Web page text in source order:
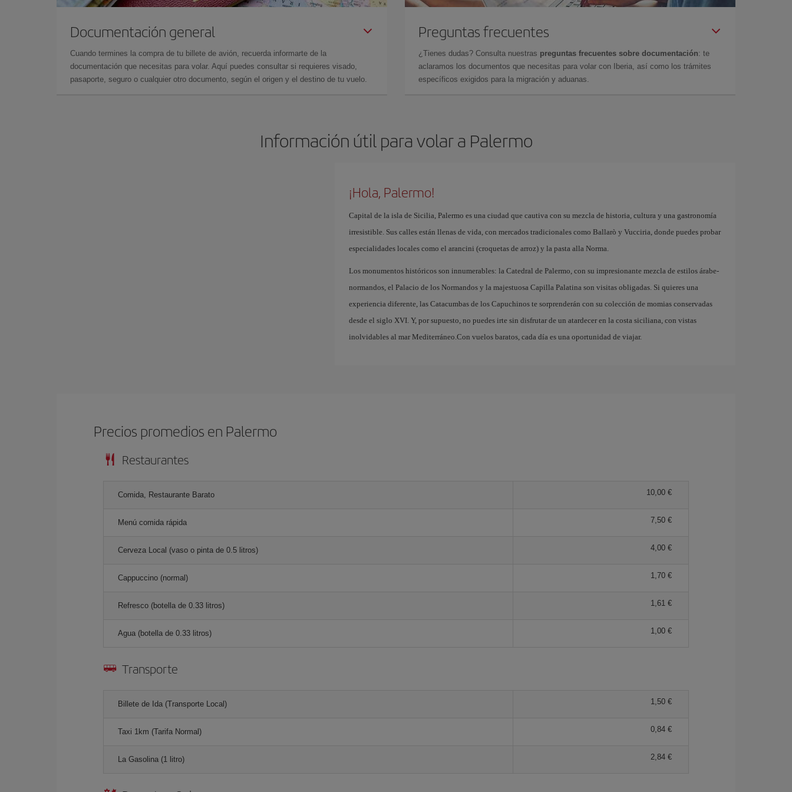
Documentación general
Cuando termines la compra de tu billete de avión, recuerda informarte de la
documentación que necesitas para volar. Aquí puedes consultar si requieres visado,
pasaporte, seguro o cualquier otro documento, según el origen y el destino de tu vuelo.
Preguntas frecuentes
¿Tienes dudas? Consulta nuestras preguntas frecuentes sobre documentación: te
aclaramos los documentos que necesitas para volar con Iberia, así como los trámites
específicos exigidos para la migración y aduanas.
Información útil para volar a Palermo
¡Hola, Palermo!
Capital de la isla de Sicilia, Palermo es una ciudad que cautiva con su mezcla de historia, cultura y una gastronomía
irresistible. Sus calles están llenas de vida, con mercados tradicionales como Ballarò y Vucciria, donde puedes probar
especialidades locales como el arancini (croquetas de arroz) y la pasta alla Norma.
Los monumentos históricos son innumerables: la Catedral de Palermo, con su impresionante mezcla de estilos árabe-
normandos, el Palacio de los Normandos y la majestuosa Capilla Palatina son visitas obligadas. Si quieres una
experiencia diferente, las Catacumbas de los Capuchinos te sorprenderán con su colección de momias conservadas
desde el siglo XVI. Y, por supuesto, no puedes irte sin disfrutar de un atardecer en la costa siciliana, con vistas
inolvidables al mar Mediterráneo.Con vuelos baratos, cada día es una oportunidad de viajar.
Precios promedios en Palermo
Restaurantes
Comida, Restaurante Barato 10,00 €
Menú comida rápida 7,50 €
Cerveza Local (vaso o pinta de 0.5 litros) 4,00 €
Cappuccino (normal) 1,70 €
Refresco (botella de 0.33 litros) 1,61 €
Agua (botella de 0.33 litros) 1,00 €
Transporte
Billete de Ida (Transporte Local) 1,50 €
Taxi 1km (Tarifa Normal) 0,84 €
La Gasolina (1 litro) 2,84 €